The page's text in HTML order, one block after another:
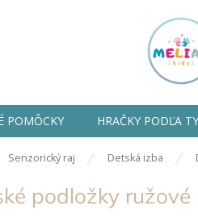
POMÔCKY HRAČKY PODĽA
Senzorický raj Detská izba
podložky ružové